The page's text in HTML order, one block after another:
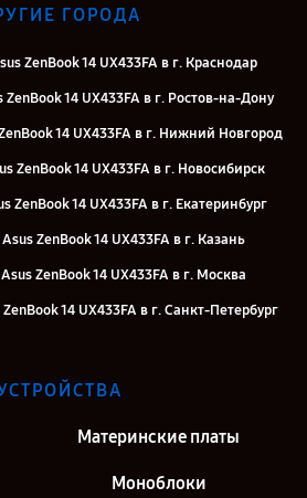
ГОРОДА
ZenBook 14 UX433FA в г. Краснодар
14 UX433FA в г. Ростов-на-Дону
14 UX433FA в г. Нижний Новгород
ZenBook 14 UX433FA в г. Новосибирск
ZenBook 14 UX433FA в г. Екатеринбург
ZenBook 14 UX433FA в г. Казань
ZenBook 14 UX433FA в г. Москва
14 UX433FA в г. Санкт-Петербург
Материнские платы
Моноблоки